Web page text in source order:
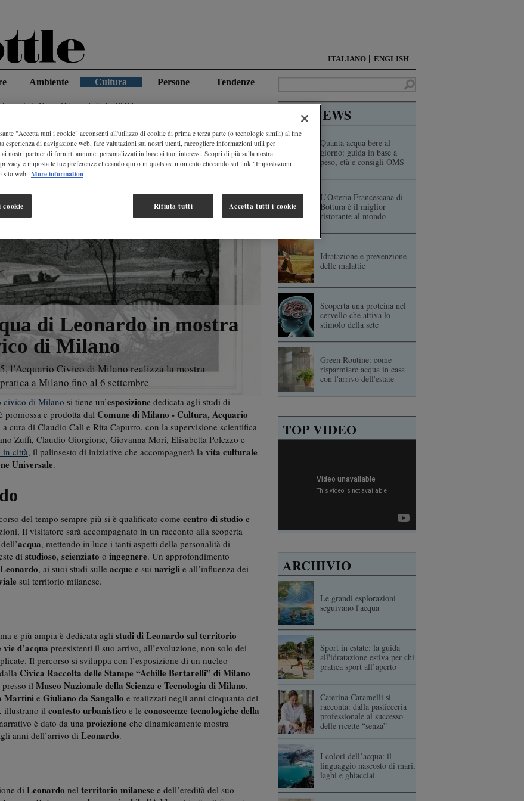
ITALIANO ENGLISH
Ambiente Cultura Persone Tendenze
In Mostra All’acquario Civico Di Milano
di Leonardo in mostra
di Milano
l’Acquario Civico di Milano realizza la mostra
a Milano fino al 6 settembre
civico di Milano si tiene un’esposizione dedicata agli studi di
promossa e prodotta dal Comune di Milano - Cultura, Acquario
a cura di Claudio Calì e Rita Capurro, con la supervisione scientifica
Zuffi, Claudio Giorgione, Giovanna Mori, Elisabetta Polezzo e
in città, il palinsesto di iniziative che accompagnerà la vita culturale
Universale.
del tempo sempre più si è qualificato come centro di studio e
Il visitatore sarà accompagnato in un racconto alla scoperta
acqua, mettendo in luce i tanti aspetti della personalità di
di studioso, scienziato o ingegnere. Un approfondimento
, ai suoi studi sulle acque e sui navigli e all’influenza dei
sul territorio milanese.
e più ampia è dedicata agli studidi Leonardo sulterritorio
d’acqua preesistenti il suo arrivo, all’evoluzione, non solo dei
Il percorso si sviluppa con l’esposizione di un nucleo
Civica Raccolta delle Stampe “Achille Bertarelli” di Milano
il Museo Nazionale della Scienza e Tecnologia di Milano,
Martini e Giuliano da Sangallo e realizzati negli anni cinquanta del
, illustrano il contesto urbanistico e le conoscenze tecnologiche della
è dato da una proiezione che dinamicamente mostra
anni dell’arrivo di Leonardo.
diLeonardo nel territorio milanese e dell’eredità del suo
TOP NEWS
Quanta acqua bere al
giorno: guida in base a
peso, età e consigli OMS
L’Osteria Francescana di
Bottura è il miglior
ristorante al mondo
Idratazione e prevenzione
delle malattie
Scoperta una proteina nel
cervello che attiva lo
stimolo della sete
Green Routine: come
risparmiare acqua in casa
con l'arrivo dell'estate
TOP VIDEO
ARCHIVIO
Le grandi esplorazioni
seguivano l'acqua
Sport in estate: la guida
all'idratazione estiva per chi
pratica sport all’aperto
Caterina Caramelli si
racconta: dalla pasticceria
professionale al successo
delle ricette “senza”
I colori dell’acqua: il
linguaggio nascosto di mari,
laghi e ghiacciai
"Accetta tutti i cookie" acconsenti all'utilizzo di cookie di prima e terza parte (o tecnologie simili) al fine
esperienza di navigazione web, fare valutazioni sui nostri utenti, raccogliere informazioni utili per
ai nostri partner di fornirti annunci personalizzati in base ai tuoi interessi. Scopri di più sulla nostra
e imposta le tue preferenze cliccando qui o in qualsiasi momento cliccando sul link "Impostazioni
sito web. More information
Rifiuta tutti Accetta tutti i cookie
cookie